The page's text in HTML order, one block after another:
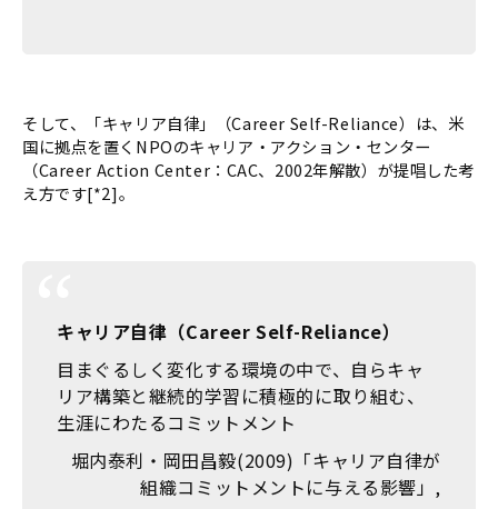
そして、「キャリア自律」（Career Self-Reliance）は、米
国に拠点を置くNPOのキャリア・アクション・センター
（Career Action Center：CAC、2002年解散）が提唱した考
え方です[*2]。
キャリア自律（Career Self-Reliance）
目まぐるしく変化する環境の中で、自らキャ
リア構築と継続的学習に積極的に取り組む、
生涯にわたるコミットメント
堀内泰利・岡田昌毅(2009)「キャリア自律が
組織コミットメントに与える影響」,